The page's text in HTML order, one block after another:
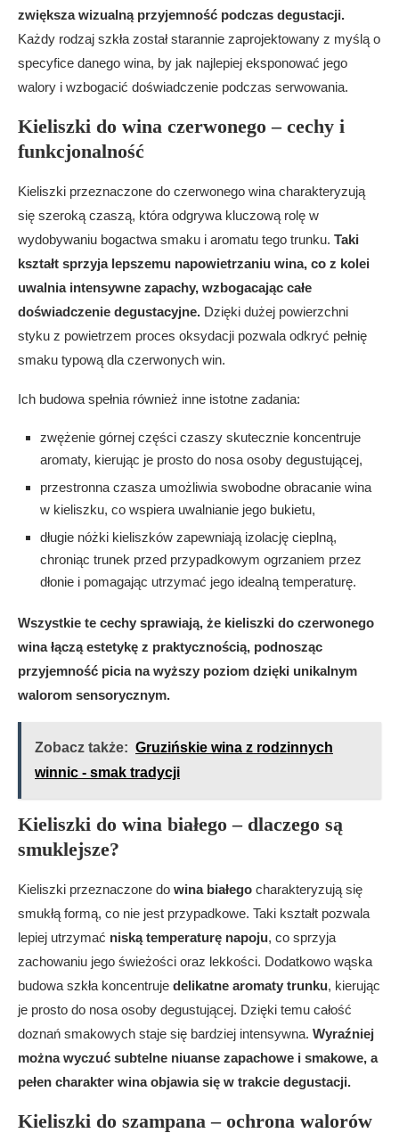
zwiększa wizualną przyjemność podczas degustacji.
Każdy rodzaj szkła został starannie zaprojektowany z myślą o
specyfice danego wina, by jak najlepiej eksponować jego
walory i wzbogacić doświadczenie podczas serwowania.
Kieliszki do wina czerwonego – cechy i
funkcjonalność
Kieliszki przeznaczone do czerwonego wina charakteryzują
się szeroką czaszą, która odgrywa kluczową rolę w
wydobywaniu bogactwa smaku i aromatu tego trunku. Taki
kształt sprzyja lepszemu napowietrzaniu wina, co z kolei
uwalnia intensywne zapachy, wzbogacając całe
doświadczenie degustacyjne. Dzięki dużej powierzchni
styku z powietrzem proces oksydacji pozwala odkryć pełnię
smaku typową dla czerwonych win.
Ich budowa spełnia również inne istotne zadania:
zwężenie górnej części czaszy skutecznie koncentruje
aromaty, kierując je prosto do nosa osoby degustującej,
przestronna czasza umożliwia swobodne obracanie wina
w kieliszku, co wspiera uwalnianie jego bukietu,
długie nóżki kieliszków zapewniają izolację cieplną,
chroniąc trunek przed przypadkowym ogrzaniem przez
dłonie i pomagając utrzymać jego idealną temperaturę.
Wszystkie te cechy sprawiają, że kieliszki do czerwonego
wina łączą estetykę z praktycznością, podnosząc
przyjemność picia na wyższy poziom dzięki unikalnym
walorom sensorycznym.
Zobacz także: Gruzińskie wina z rodzinnych
winnic - smak tradycji
Kieliszki do wina białego – dlaczego są
smuklejsze?
Kieliszki przeznaczone do wina białego charakteryzują się
smukłą formą, co nie jest przypadkowe. Taki kształt pozwala
lepiej utrzymać niską temperaturę napoju, co sprzyja
zachowaniu jego świeżości oraz lekkości. Dodatkowo wąska
budowa szkła koncentruje delikatne aromaty trunku, kierując
je prosto do nosa osoby degustującej. Dzięki temu całość
doznań smakowych staje się bardziej intensywna. Wyraźniej
można wyczuć subtelne niuanse zapachowe i smakowe, a
pełen charakter wina objawia się w trakcie degustacji.
Kieliszki do szampana – ochrona walorów